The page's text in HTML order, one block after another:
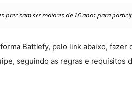
precisam ser maiores de 16 anos para
Battlefy, pelo link abaixo,
seguindo as regras e requisitos